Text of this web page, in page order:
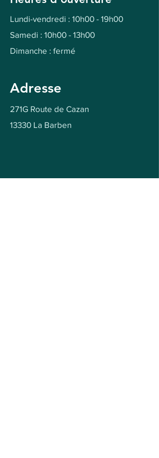
Lundi-vendredi : 10h00 - 19h00
Samedi : 10h00 - 13h00
Dimanche : fermé
Adresse
271G Route de Cazan
13330 La Barben